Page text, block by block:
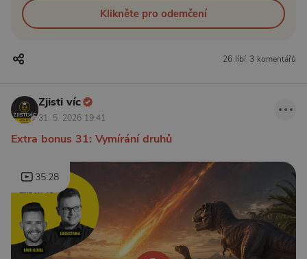
Klikněte pro odemčení
26 líbí 3 komentářů
Zjisti víc
31. 5. 2026 19:41
Extra bonus 31: Vymírání druhů
35:28